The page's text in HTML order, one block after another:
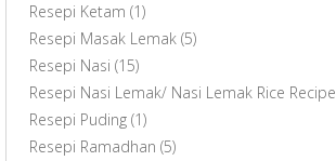
Resepi Ketam (1)
Resepi Masak Lemak (5)
Resepi Nasi (15)
Resepi Nasi Lemak/ Nasi Lemak Rice Recipe
Resepi Puding (1)
Resepi Ramadhan (5)